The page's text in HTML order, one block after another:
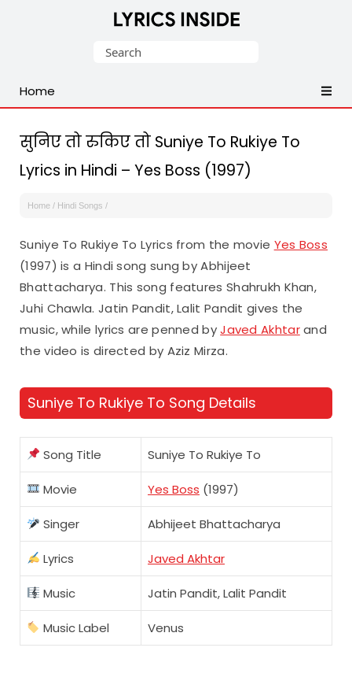
Malayalam,
English,
Songs
Lyrics
Search
Home
सुनिए तो रुकिए तो Suniye To Rukiye To
Lyrics in Hindi – Yes Boss (1997)
Home / Hindi Songs /
Suniye To Rukiye To Lyrics from the movie Yes Boss
(1997) is a Hindi song sung by Abhijeet
Bhattacharya. This song features Shahrukh Khan,
Juhi Chawla. Jatin Pandit, Lalit Pandit gives the
music, while lyrics are penned byJaved Akhtarand
the video is directed by Aziz Mirza.
Suniye To Rukiye To Song Details
Song Title Suniye To Rukiye To
Movie Yes Boss (1997)
Singer Abhijeet Bhattacharya
Lyrics Javed Akhtar
Music Jatin Pandit, Lalit Pandit
Music Label Venus